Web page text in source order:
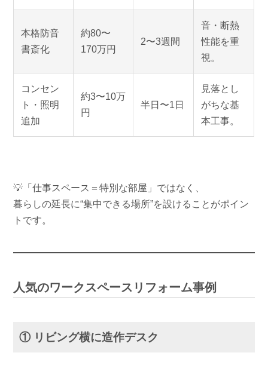
本格防音
書斎化
約80〜
170万円
2〜3週間
音・断熱
性能を重
視。
コンセン
ト・照明
追加
約3〜10万
円
半日〜1日
見落とし
がちな基
本工事。
💡「仕事スペース＝特別な部屋」ではなく、
暮らしの延長に“集中できる場所”を設けることがポイン
トです。
人気のワークスペースリフォーム事例
① リビング横に造作デスク